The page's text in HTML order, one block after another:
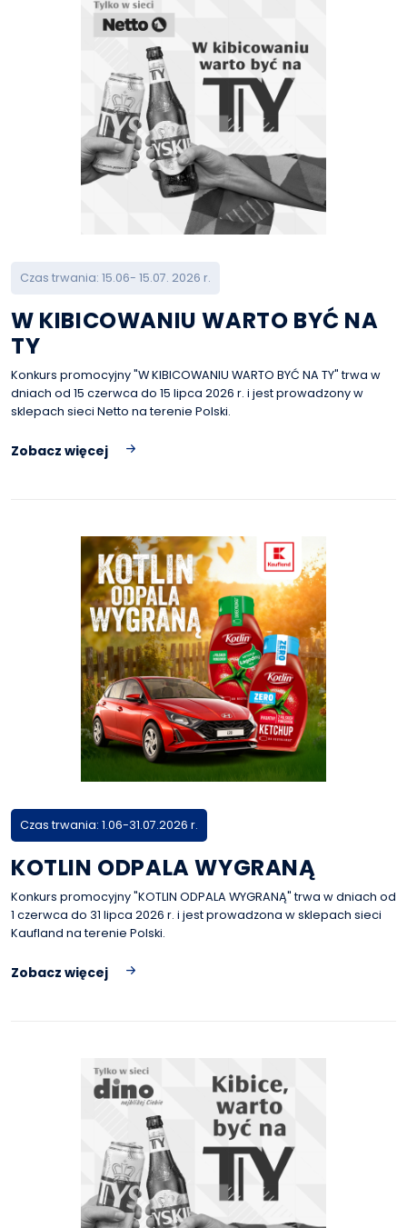
Czas trwania: 15.06- 15.07. 2026 r.
W KIBICOWANIU WARTO BYĆ NA
TY
Konkurs promocyjny "W KIBICOWANIU WARTO BYĆ NA TY" trwa w
dniach od 15 czerwca do 15 lipca 2026 r. i jest prowadzony w
sklepach sieci Netto na terenie Polski.
Zobacz więcej
Czas trwania: 1.06-31.07.2026 r.
KOTLIN ODPALA WYGRANĄ
Konkurs promocyjny "KOTLIN ODPALA WYGRANĄ" trwa w dniach od
1 czerwca do 31 lipca 2026 r. i jest prowadzona w sklepach sieci
Kaufland na terenie Polski.
Zobacz więcej